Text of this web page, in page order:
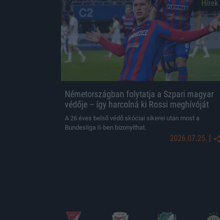
Hírek
Németországban folytatja a Szpari magyar
védője – így harcolná ki Rossi meghívóját
A 26 éves belső védő skóciai sikerei után most a
Bundesliga II-ben bizonyíthat.
2026.07.25. |